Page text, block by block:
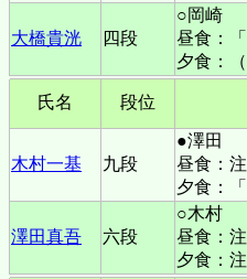
大橋貴洸 四段
○岡崎
昼食：
夕食：
氏名 段位
木村一基 九段
●澤田
昼食：
夕食：
澤田真吾 六段
○木村
昼食：
夕食：